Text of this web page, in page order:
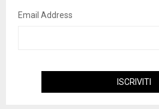
Email Address